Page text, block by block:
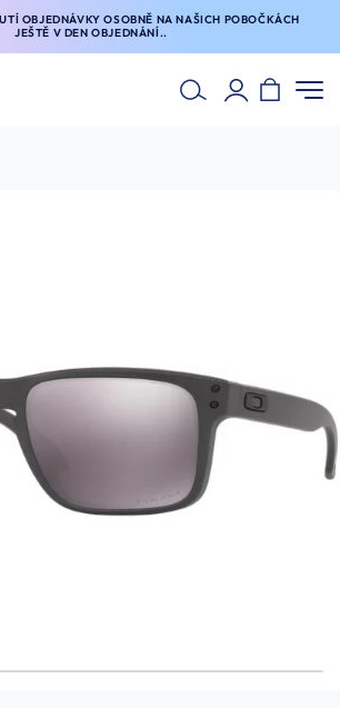
OBJEDNÁVKY OSOBNĚ NA NAŠICH POBOČKÁCH
JEŠTĚ V DEN OBJEDNÁNÍ..